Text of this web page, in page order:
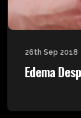
26th Sep 2018
Edema